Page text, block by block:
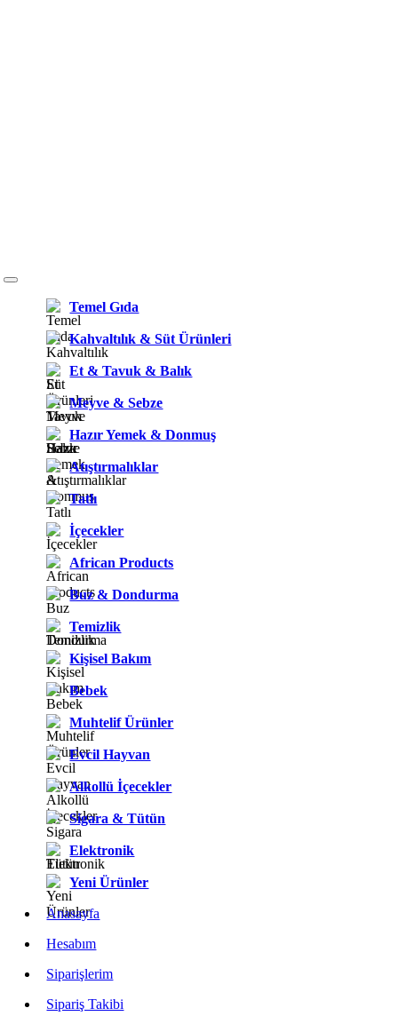
Temel Gıda
Kahvaltılık & Süt Ürünleri
Et & Tavuk & Balık
Meyve & Sebze
Hazır Yemek & Donmuş
Atıştırmalıklar
Tatlı
İçecekler
African Products
Buz & Dondurma
Temizlik
Kişisel Bakım
Bebek
Muhtelif Ürünler
Evcil Hayvan
Alkollü İçecekler
Sigara & Tütün
Elektronik
Yeni Ürünler
Anasayfa
Hesabım
Siparişlerim
Sipariş Takibi